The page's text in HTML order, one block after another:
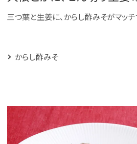
三つ葉と生姜に、からし酢みそがマッチ
からし酢みそ